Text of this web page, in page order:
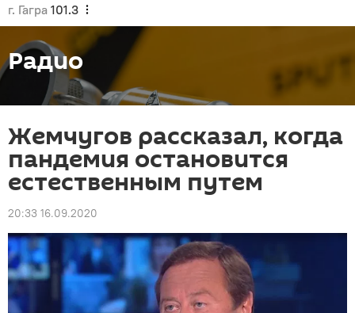
г. Гагра 101.3
Радио
Жемчугов рассказал, когда
пандемия остановится
естественным путем
20:33 16.09.2020